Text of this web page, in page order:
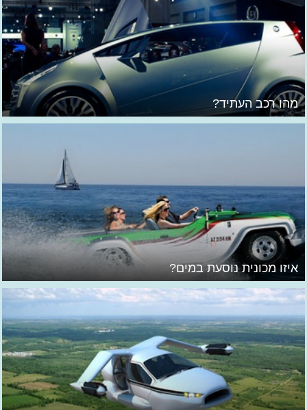
מהו רכב העתיד?
איזו מכונית נוסעת במים?